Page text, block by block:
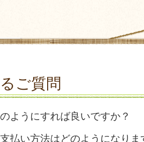
ご質問
ようにすれば良いですか？
払い方法はどのようになりま